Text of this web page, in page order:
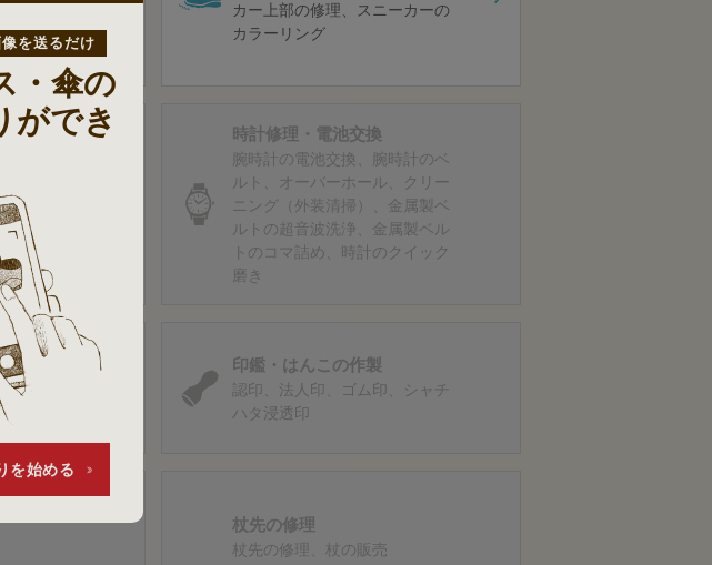
を送るだけ
・傘の
ができ
を始める
カー上部の修理
スニーカーの
カラーリング
理
グ表面の
理
時計修理・電池交換
腕時計の電池交換
腕時計のベ
ルト
オーバーホール
クリー
ニング（外装清掃）
金属製ベ
ルトの超音波洗浄
金属製ベル
トのコマ詰め
時計のクイック
磨き
合鍵
クの合
キー
印鑑・はんこの作製
認印 法人印 ゴム印
シャチ
ハタ浸透印
杖先の修理
杖先の修理 杖の販売